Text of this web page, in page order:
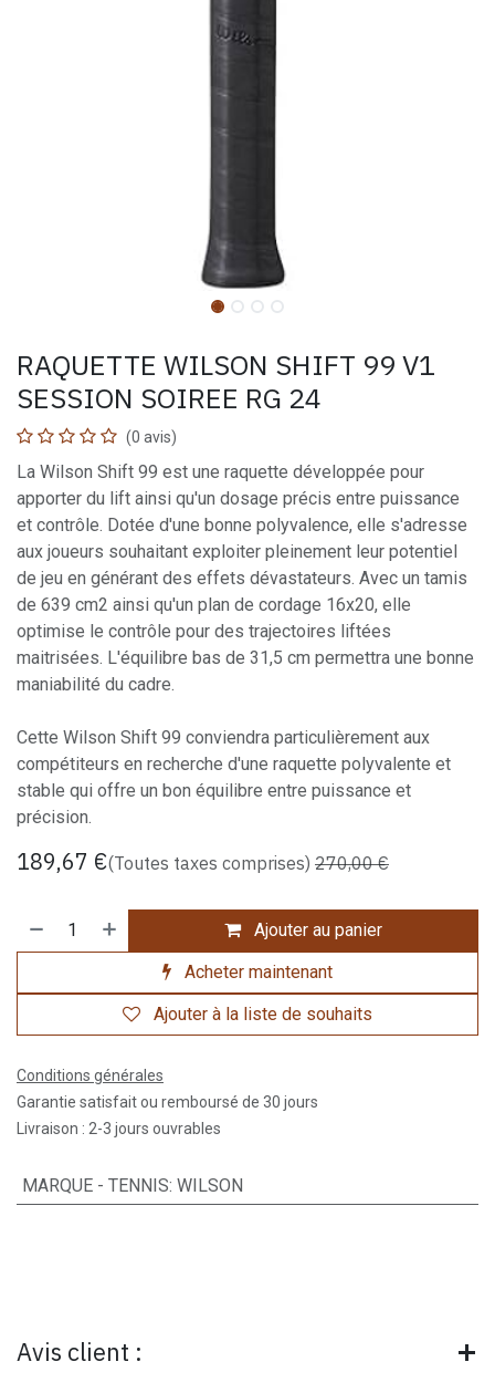
RAQUETTE WILSON SHIFT 99 V1
SESSION SOIREE RG 24
(0 avis)
La Wilson Shift 99 est une raquette développée pour
apporter du lift ainsi qu'un dosage précis entre puissance
et contrôle. Dotée d'une bonne polyvalence, elle s'adresse
aux joueurs souhaitant exploiter pleinement leur potentiel
de jeu en générant des effets dévastateurs. Avec un tamis
de 639 cm2 ainsi qu'un plan de cordage 16x20, elle
optimise le contrôle pour des trajectoires liftées
maitrisées. L'équilibre bas de 31,5 cm permettra une bonne
maniabilité du cadre.
Cette Wilson Shift 99 conviendra particulièrement aux
compétiteurs en recherche d'une raquette polyvalente et
stable qui offre un bon équilibre entre puissance et
précision.
189,67 €(Toutes taxes comprises) 270,00€
Ajouter au panier
Acheter maintenant
Ajouter à la liste de souhaits
Conditions générales
Garantie satisfait ou remboursé de 30 jours
Livraison : 2-3 jours ouvrables
MARQUE - TENNIS: WILSON
Avis client :